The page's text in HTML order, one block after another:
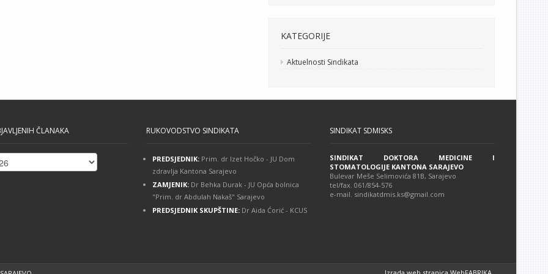
KATEGORIJE
Aktuelnosti Sindikata
ČLANAKA RUKOVODSTVO SINDIKATA
PREDSJEDNIK: Prim. dr Izet Hočko - JU Dom
zdravlja Kantona Sarajevo
ZAMJENIK: Dr Behka Durak - JU Opća bolnica
"Prim. dr Abdulah Nakaš" Sarajevo
PREDSJEDNIK SKUPŠTINE: Dr Aida Ćorić - KCUS
SINDIKAT SDMISKS
SINDIKAT DOKTORA MEDICINE I
STOMATOLOGIJE KANTONA SARAJEVO
Bulevar Meše Selimovića 81B, Sarajevo
tel/fax. 061/854-576
e-mail. sindikatdmis.ks@gmail.com